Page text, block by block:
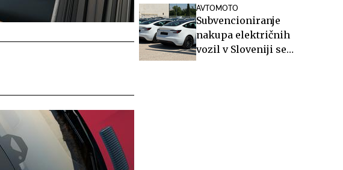
AVTOMOTO
Subvencioniranje
nakupa električnih
vozil v Sloveniji se